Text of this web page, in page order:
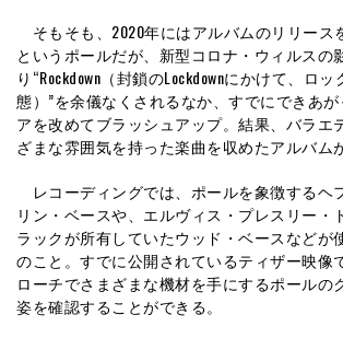
そもそも、2020年にはアルバムのリリース
というポールだが、新型コロナ・ウィルスの
り“Rockdown（封鎖のLockdownにかけて、ロ
態）”を余儀なくされるなか、すでにできあ
アを改めてブラッシュアップ。結果、バラエ
ざまな雰囲気を持った楽曲を収めたアルバム
レコーディングでは、ポールを象徴するヘ
リン・ベースや、エルヴィス・プレスリー・
ラックが所有していたウッド・ベースなどが
のこと。すでに公開されているティザー映像
ローチでさまざまな機材を手にするポールの
姿を確認することができる。